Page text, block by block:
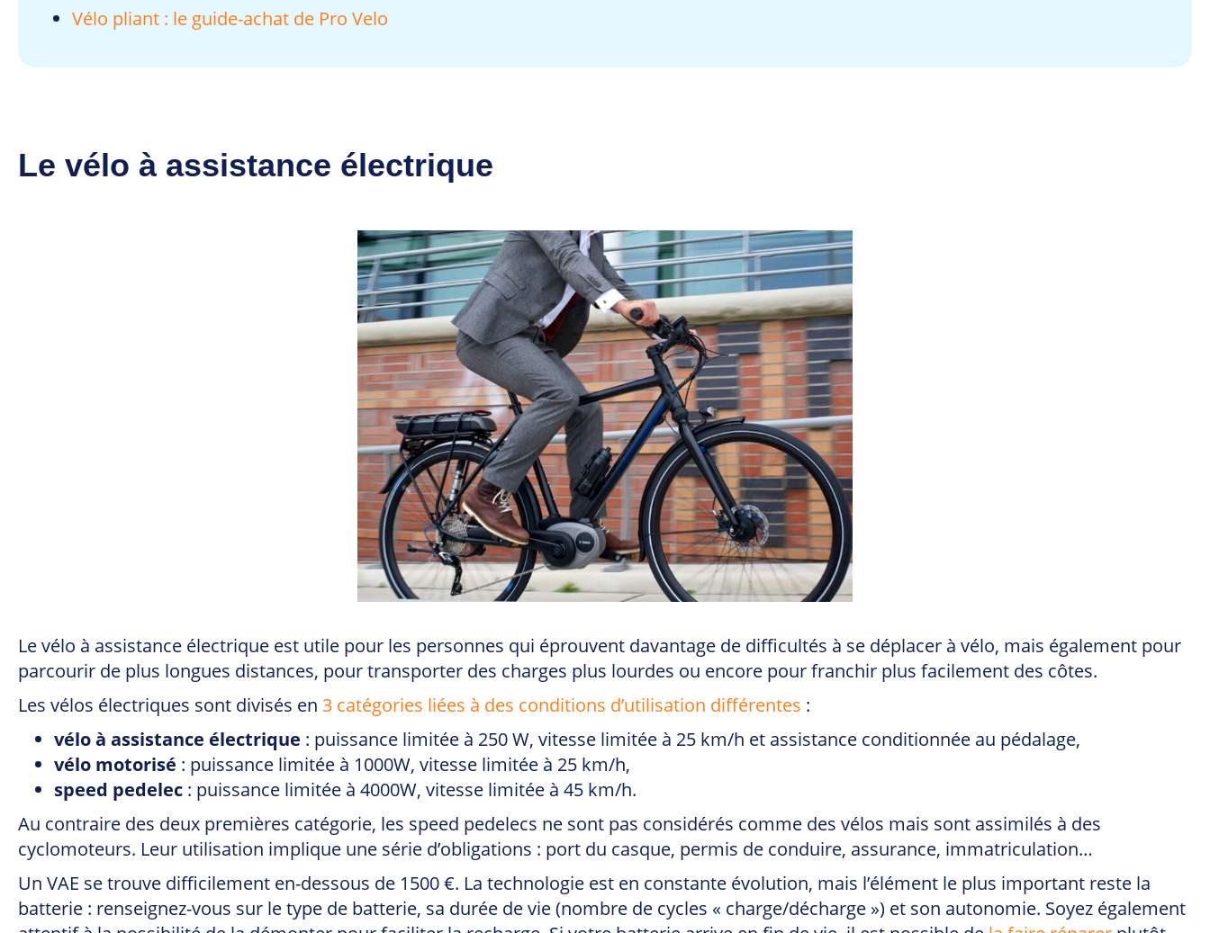
Vélo pliant : le guide-achat de Pro Velo
Le vélo à assistance électrique
Le vélo à assistance électrique est utile pour les personnes qui éprouvent davantage de difficultés à se déplacer à vélo, mais également pour
parcourir de plus longues distances, pour transporter des charges plus lourdes ou encore pour franchir plus facilement des côtes.
Les vélos électriques sont divisés en 3 catégories liées à des conditions d’utilisation différentes :
vélo à assistance électrique : puissance limitée à 250 W, vitesse limitée à 25 km/h et assistance conditionnée au pédalage,
vélo motorisé : puissance limitée à 1000W, vitesse limitée à 25 km/h,
speed pedelec : puissance limitée à 4000W, vitesse limitée à 45 km/h.
Au contraire des deux premières catégorie, les speed pedelecs ne sont pas considérés comme des vélos mais sont assimilés à des
cyclomoteurs. Leur utilisation implique une série d’obligations : port du casque, permis de conduire, assurance, immatriculation…
Un VAE se trouve difficilement en-dessous de 1500 €. La technologie est en constante évolution, mais l’élément le plus important reste la
batterie : renseignez-vous sur le type de batterie, sa durée de vie (nombre de cycles « charge/décharge ») et son autonomie. Soyez également